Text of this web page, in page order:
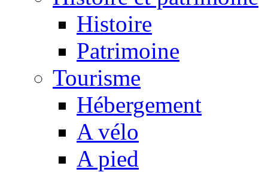
Histoire
Patrimoine
Tourisme
Hébergement
A vélo
A pied